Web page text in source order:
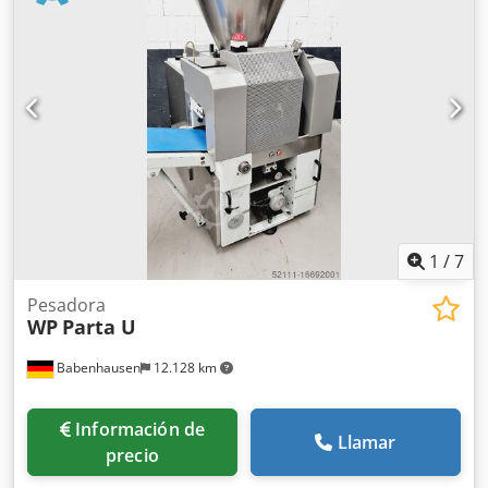
clasificadora Scheurer SV 140 E Pantalla LED para ajuste de
peso con lubricación centralizada Tecnología robusta
Máquina móvil con 2 frenos de estacionamiento Cinta
Mehler Cinta de salida ajustable en altura, larga Conexión
400V, enchufe CEE 16A Máquina de segunda mano
Opciones: Contrato de mantenimiento Caja de repuestos
Paquete de servicio Servicio de entrega Puesta en marcha
e instrucción Dcjdpfx Asyaki Ieirsk ¡Visite nuestra gran
1 /7
Babenhausen 12.128 km
Pesadora
WP Parta U
Información de
precio
Llamar